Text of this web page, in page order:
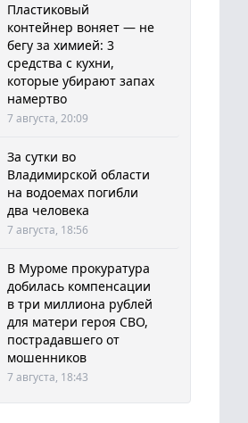
Пластиковый
контейнер воняет — не
бегу за химией: 3
средства с кухни,
которые убирают запах
намертво
7 августа, 20:09
За сутки во
Владимирской области
на водоемах погибли
два человека
7 августа, 18:56
В Муроме прокуратура
добилась компенсации
в три миллиона рублей
для матери героя СВО,
пострадавшего от
мошенников
7 августа, 18:43